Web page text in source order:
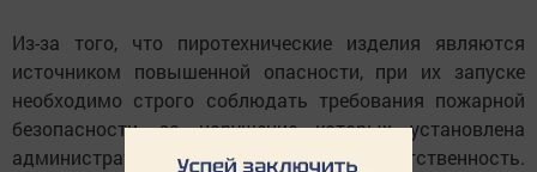
Из-за того, что пиротехнические изделия являются
источником повышенной опасности, при их запуске
необходимо строго соблюдать требования пожарной
безопасности, за нарушение которых установлена
административная и даже уголовная ответственность.